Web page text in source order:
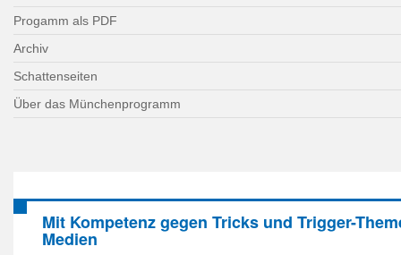
Progamm als PDF
Archiv
Schattenseiten
Über das Münchenprogramm
Mit Kompetenz gegen Tricks und Trigger-
Medien